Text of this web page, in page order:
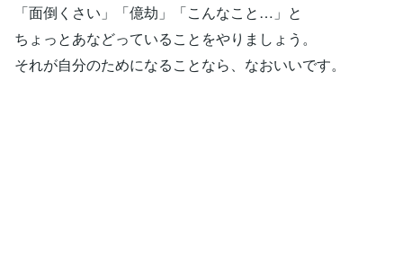
「面倒くさい」「億劫」「こんなこと…」と
ちょっとあなどっていることをやりましょう。
それが自分のためになることなら、なおいいです。